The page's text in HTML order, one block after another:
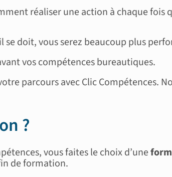
réaliser une action à chaque fois
se doit, vous serez beaucoup plus
vos compétences bureautiques.
parcours avec Clic Compétences.
?
vous faites le choix d’une
de formation.